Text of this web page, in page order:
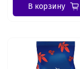
В корзину